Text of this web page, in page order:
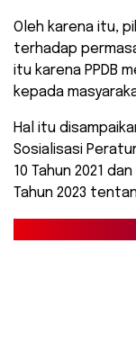
Oleh karena itu,
terhadap
itu karena PPDB
kepada
Hal itu
Sosialisasi
10 Tahun 2021
Tahun 2023